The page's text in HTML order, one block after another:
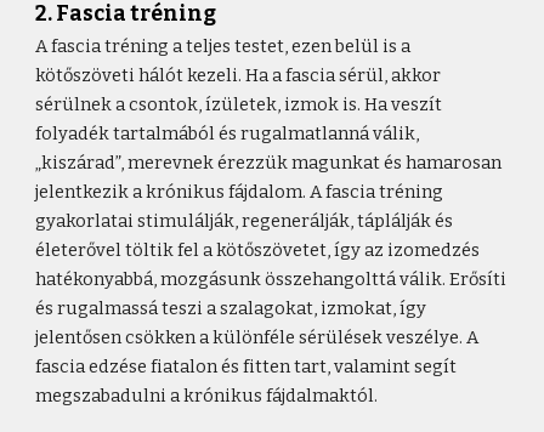
2. Fascia tréning
A fascia tréning a teljes testet, ezen belül is a
kötőszöveti hálót kezeli. Ha a fascia sérül, akkor
sérülnek a csontok, ízületek, izmok is. Ha veszít
folyadék tartalmából és rugalmatlanná válik,
„kiszárad”, merevnek érezzük magunkat és hamarosan
jelentkezik a krónikus fájdalom. A fascia tréning
gyakorlatai stimulálják, regenerálják, táplálják és
életerővel töltik fel a kötőszövetet, így az izomedzés
hatékonyabbá, mozgásunk összehangolttá válik. Erősíti
és rugalmassá teszi a szalagokat, izmokat, így
jelentősen csökken a különféle sérülések veszélye. A
fascia edzése fiatalon és fitten tart, valamint segít
megszabadulni a krónikus fájdalmaktól.